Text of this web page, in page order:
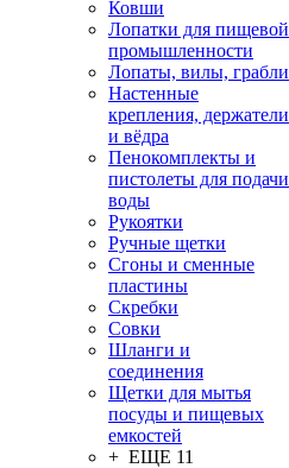
Ковши
Лопатки для пищевой
промышленности
Лопаты, вилы, грабли
Настенные
крепления, держатели
и вёдра
Пенокомплекты и
пистолеты для подачи
воды
Рукоятки
Ручные щетки
Сгоны и сменные
пластины
Скребки
Совки
Шланги и
соединения
Щетки для мытья
посуды и пищевых
емкостей
+ ЕЩЕ 11